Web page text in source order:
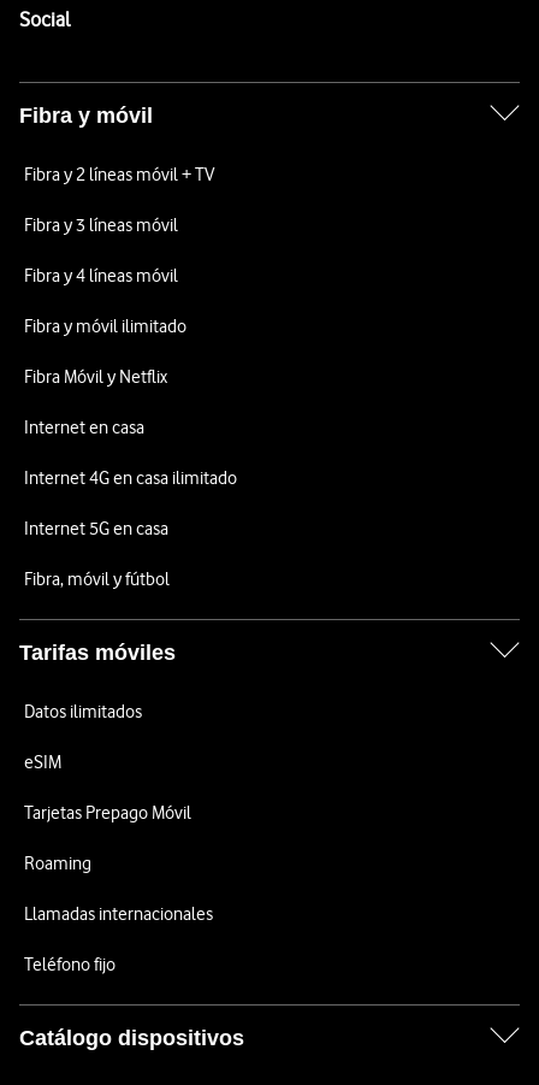
SocialEnlaces a las redes sociales de Vodafone
Fibra y móvil
Fibra y 2 líneas móvil + TV
Fibra y 3 líneas móvil
Fibra y 4 líneas móvil
Fibra y móvil ilimitado
Fibra Móvil y Netflix
Internet en casa
Internet 4G en casa ilimitado
Internet 5G en casa
Fibra, móvil y fútbol
Tarifas móviles
Datos ilimitados
eSIM
Tarjetas Prepago Móvil
Roaming
Llamadas internacionales
Teléfono fijo
Catálogo dispositivos